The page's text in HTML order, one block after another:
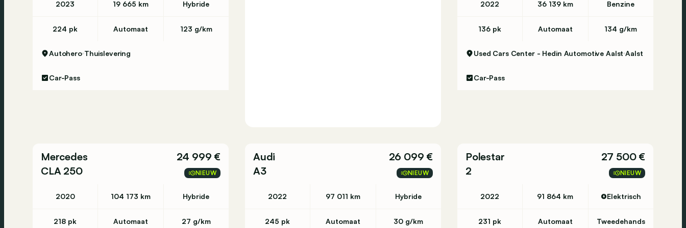
2023 19 665 km Hybride
224 pk Automaat 123 g/km
Autohero Thuislevering
Car-Pass
2022 36 139 km Benzine
136 pk Automaat 134 g/km
Used Cars Center - Hedin Automotive Aalst Aalst
Car-Pass
Mercedes
CLA 250
24 999 €
NIEUW
2020 104 173 km Hybride
218 pk Automaat 27 g/km
Audi
A3
26 099 €
NIEUW
2022 97 011 km Hybride
245 pk Automaat 30 g/km
Polestar
2
27 500 €
NIEUW
2022 91 864 km Elektrisch
231 pk Automaat Tweedehands